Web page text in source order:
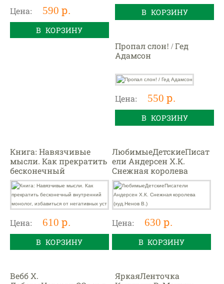
Цена: 590 р.
В КОРЗИНУ
В КОРЗИНУ
Пропал слон! / Гед
Адамсон
Цена: 550 р.
В КОРЗИНУ
Книга: Навязчивые
мысли. Как прекратить
бесконечный
внутренний монолог,
избавиться от
негативных уст
Цена: 610 р.
В КОРЗИНУ
ЛюбимыеДетскиеПисат
ели Андерсен Х.К.
Снежная королева
(худ.Ненов В.)
Цена: 630 р.
В КОРЗИНУ
Вебб Х.
ЯркаяЛенточка